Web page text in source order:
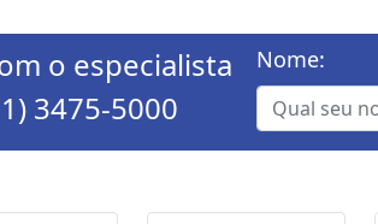
o especialista
3475-5000
Nome: